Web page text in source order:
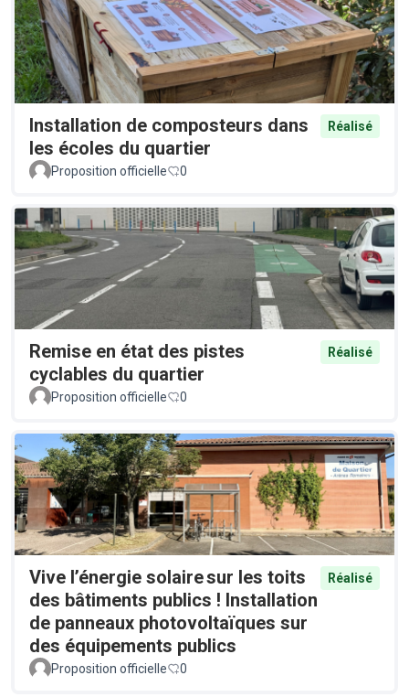
Installation de composteurs dans
les écoles du quartier
Réalisé
Proposition officielle 0
Remise en état des pistes
cyclables du quartier
Réalisé
Proposition officielle 0
Vive l’énergie solaire sur les toits
des bâtiments publics ! Installation
de panneaux photovoltaïques sur
des équipements publics
Réalisé
Proposition officielle 0